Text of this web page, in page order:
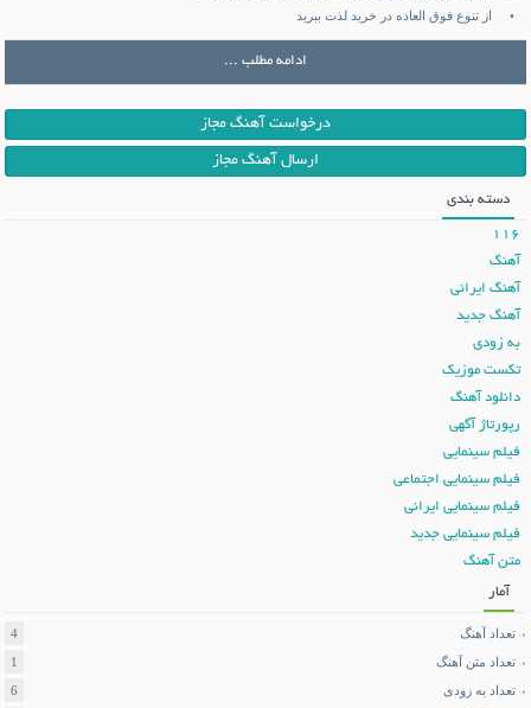
• از تنوع فوق العاده در خرید لذت ببرید
ادامه مطلب ...
درخواست آهنگ مجاز
ارسال آهنگ مجاز
دسته بندی
116
آهنگ
آهنگ ایرانی
آهنگ جدید
به زودی
تکست موزیک
دانلود آهنگ
رپورتاژ آگهی
فیلم سینمایی
فیلم سینمایی اجتماعی
فیلم سینمایی ایرانی
فیلم سینمایی جدید
متن آهنگ
آمار
تعداد آهنگ
4
تعداد متن آهنگ
1
تعداد به زودی
6